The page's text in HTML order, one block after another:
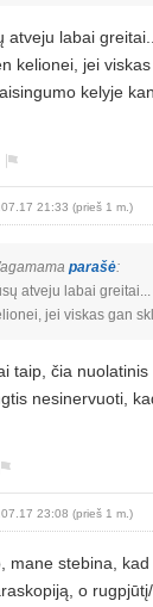
atveju labai
kelionei, jei
kelyje
21:33 (prieš 1 m.)
parašė:
atveju labai
jei viskas gan
taip, čia
nesinervuoti,
23:08 (prieš 1 m.)
mane stebina,
o